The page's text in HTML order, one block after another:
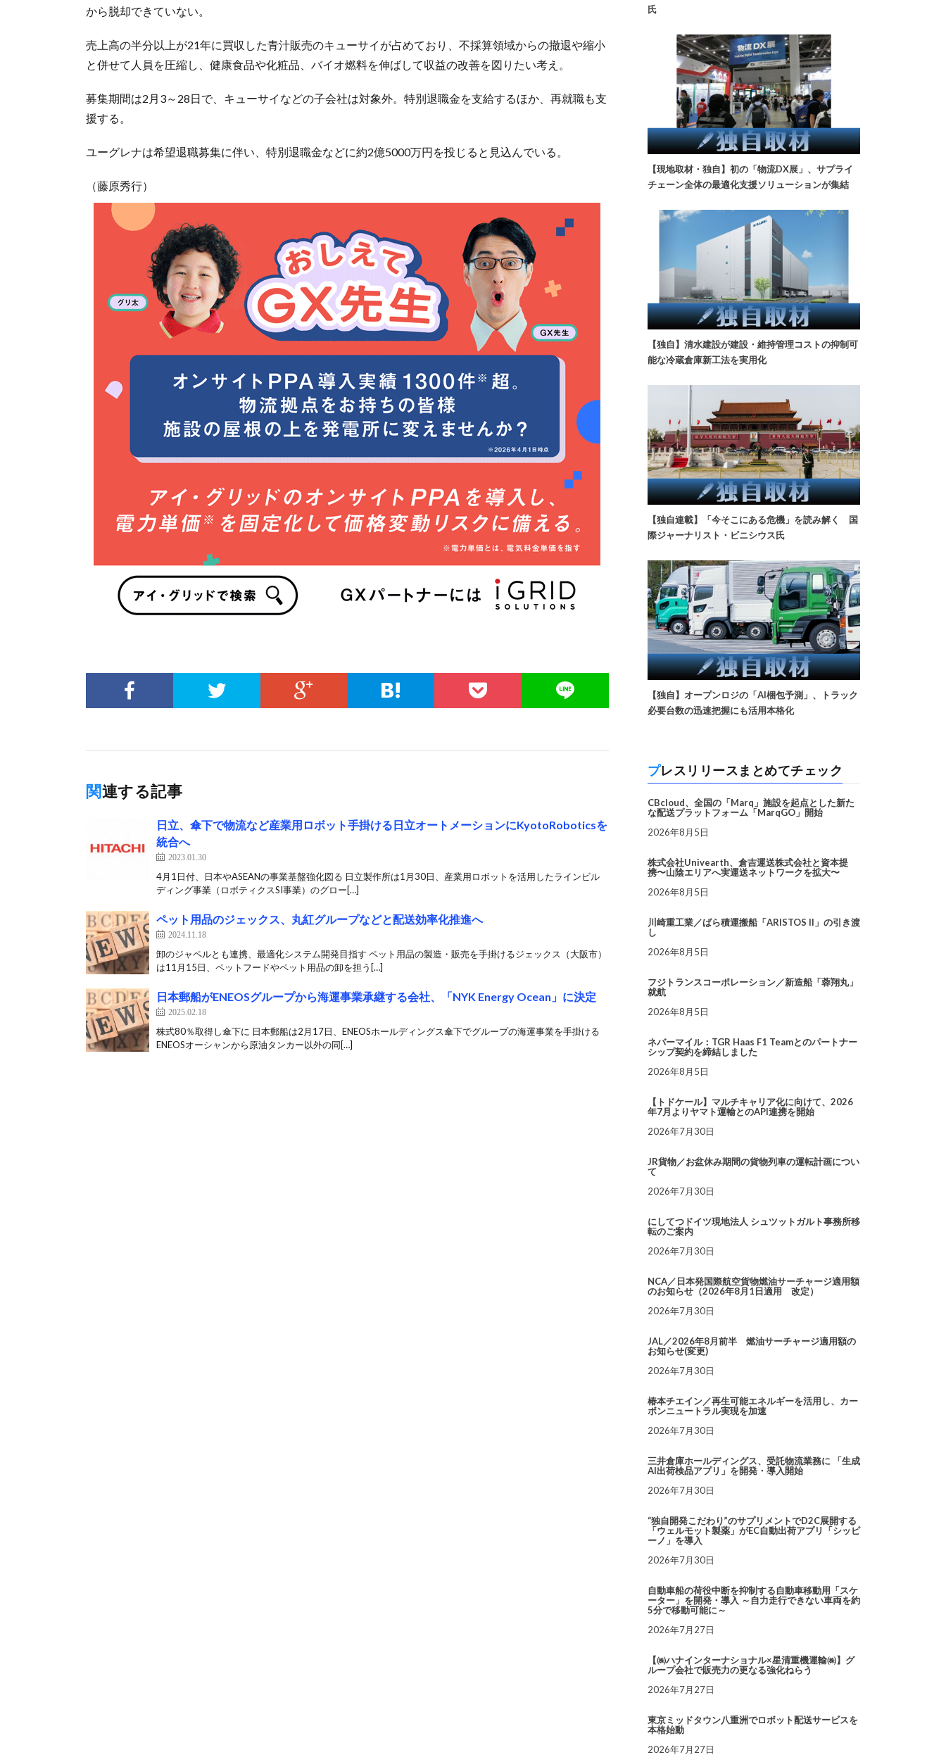
から脱却できていない。
売上高の半分以上が21年に買収した青汁販売のキューサイが占めており、不採算領域からの撤退や縮小
と併せて人員を圧縮し、健康食品や化粧品、バイオ燃料を伸ばして収益の改善を図りたい考え。
募集期間は2月3～28日で、キューサイなどの子会社は対象外。特別退職金を支給するほか、再就職も支
援する。
ユーグレナは希望退職募集に伴い、特別退職金などに約2億5000万円を投じると見込んでいる。
（藤原秀行）
関連する記事
日立、傘下で物流など産業用ロボット手掛ける日立オートメーションにKyotoRoboticsを
統合へ
2023.01.30
4月1日付、日本やASEANの事業基盤強化図る 日立製作所は1月30日、産業用ロボットを活用したラインビル
ディング事業（ロボティクスSI事業）のグロー[…]
ペット用品のジェックス、丸紅グループなどと配送効率化推進へ
2024.11.18
卸のジャペルとも連携、最適化システム開発目指す ペット用品の製造・販売を手掛けるジェックス（大阪市）
は11月15日、ペットフードやペット用品の卸を担う[…]
日本郵船がENEOSグループから海運事業承継する会社、「NYK Energy Ocean」に決定
2025.02.18
株式80％取得し傘下に 日本郵船は2月17日、ENEOSホールディングス傘下でグループの海運事業を手掛ける
ENEOSオーシャンから原油タンカー以外の同[…]
氏
【現地取材・独自】初の「物流DX展」、サプライ
チェーン全体の最適化支援ソリューションが集結
【独自】清水建設が建設・維持管理コストの抑制可
能な冷蔵倉庫新工法を実用化
【独自連載】「今そこにある危機」を読み解く 国
際ジャーナリスト・ビニシウス氏
【独自】オープンロジの「AI梱包予測」、トラック
必要台数の迅速把握にも活用本格化
プレスリリースまとめてチェック
CBcloud、全国の「Marq」施設を起点とした新た
な配送プラットフォーム「MarqGO」開始
2026年8月5日
株式会社Univearth、倉吉運送株式会社と資本提
携〜山陰エリアへ実運送ネットワークを拡大〜
2026年8月5日
川崎重工業／ばら積運搬船「ARISTOS II」の引き渡
し
2026年8月5日
フジトランスコーポレーション／新造船「蓉翔丸」
就航
2026年8月5日
ネバーマイル：TGR Haas F1 Teamとのパートナー
シップ契約を締結しました
2026年8月5日
【トドケール】マルチキャリア化に向けて、2026
年7月よりヤマト運輸とのAPI連携を開始
2026年7月30日
JR貨物／お盆休み期間の貨物列車の運転計画につい
て
2026年7月30日
にしてつドイツ現地法人 シュツットガルト事務所移
転のご案内
2026年7月30日
NCA／日本発国際航空貨物燃油サーチャージ適用額
のお知らせ（2026年8月1日適用 改定）
2026年7月30日
JAL／2026年8月前半 燃油サーチャージ適用額の
お知らせ(変更)
2026年7月30日
椿本チエイン／再生可能エネルギーを活用し、カー
ボンニュートラル実現を加速
2026年7月30日
三井倉庫ホールディングス、受託物流業務に 「生成
AI出荷検品アプリ」を開発・導入開始
2026年7月30日
“独自開発こだわり”のサプリメントでD2C展開する
「ウェルモット製薬」がEC自動出荷アプリ「シッピ
ーノ」を導入
2026年7月30日
自動車船の荷役中断を抑制する自動車移動用「スケ
ーター」を開発・導入 ～自力走行できない車両を約
5分で移動可能に～
2026年7月27日
【㈱ハナインターナショナル×星清重機運輸㈱】グ
ループ会社で販売力の更なる強化ねらう
2026年7月27日
東京ミッドタウン八重洲でロボット配送サービスを
本格始動
2026年7月27日